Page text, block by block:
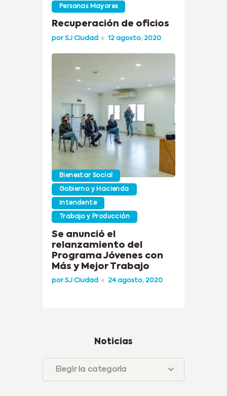
Personas Mayores
Recuperación de oficios
porSJ Ciudad 12 agosto, 2020
Bienestar Social
Gobierno y Hacienda
Intendente
Trabajo y Producción
Se anunció el
relanzamiento del
Programa Jóvenes con
Más y Mejor Trabajo
porSJ Ciudad 24 agosto, 2020
Noticias